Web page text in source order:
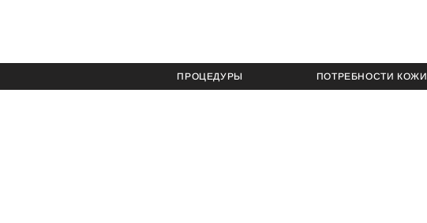
ПРОЦЕДУРЫ ПОТРЕБНОСТИ КОЖИ